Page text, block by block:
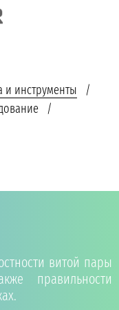
и инструменты
витой пары
правильности